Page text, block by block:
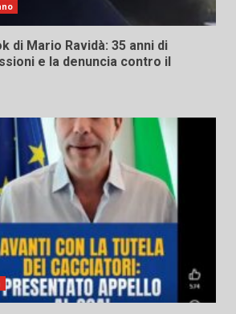
di Mario Ravidà: 35 anni di
e la denuncia contro il